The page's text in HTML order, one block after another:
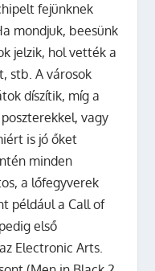
fejünknek
mondjuk, beesünk
jelzik, hol vették a
stb. A városok
díszítik, míg a
vagy
is jó őket
minden
a lőfegyverek
például a Call of
első
Electronic Arts.